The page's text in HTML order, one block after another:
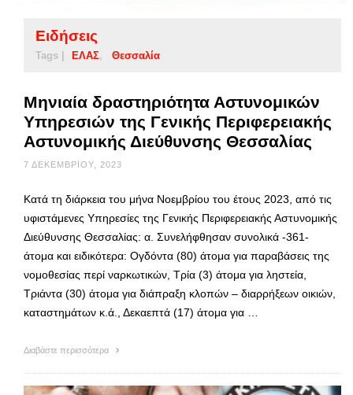
Ειδήσεις
Tags | ΕΛΑΣ Θεσσαλία
Μηνιαία δραστηριότητα Αστυνομικών
Υπηρεσιών της Γενικής Περιφερειακής
Αστυνομικής Διεύθυνσης Θεσσαλίας
7 ΔΕΚΕΜΒΡΊΟΥ, 2023
Κατά τη διάρκεια του μήνα Νοεμβρίου του έτους 2023, από τις
υφιστάμενες Υπηρεσίες της Γενικής Περιφερειακής Αστυνομικής
Διεύθυνσης Θεσσαλίας: α. Συνελήφθησαν συνολικά -361-
άτομα και ειδικότερα: Ογδόντα (80) άτομα για παραβάσεις της
νομοθεσίας περί ναρκωτικών, Τρία (3) άτομα για ληστεία,
Τριάντα (30) άτομα για διάπραξη κλοπών – διαρρήξεων οικιών,
καταστημάτων κ.ά., Δεκαεπτά (17) άτομα για …
Διαβάστε περισσότερα